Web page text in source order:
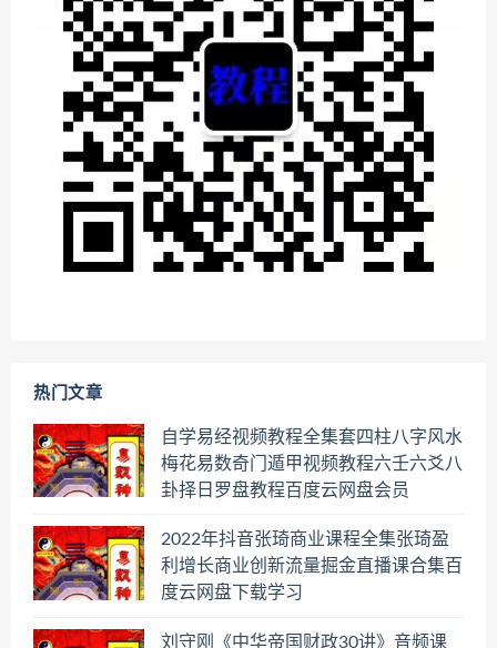
热门文章
自学易经视频教程全集套四柱八字风水
梅花易数奇门遁甲视频教程六壬六爻八
卦择日罗盘教程百度云网盘会员
2022年抖音张琦商业课程全集张琦盈
利增长商业创新流量掘金直播课合集百
度云网盘下载学习
刘守刚《中华帝国财政30讲》音频课